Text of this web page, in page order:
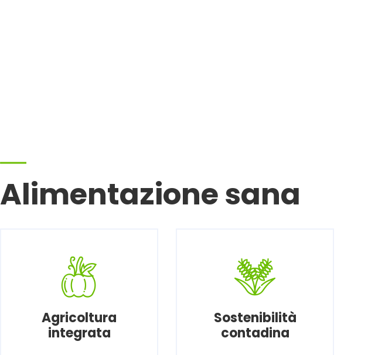
Alimentazione sana
Agricoltura
integrata
Sostenibilità
contadina